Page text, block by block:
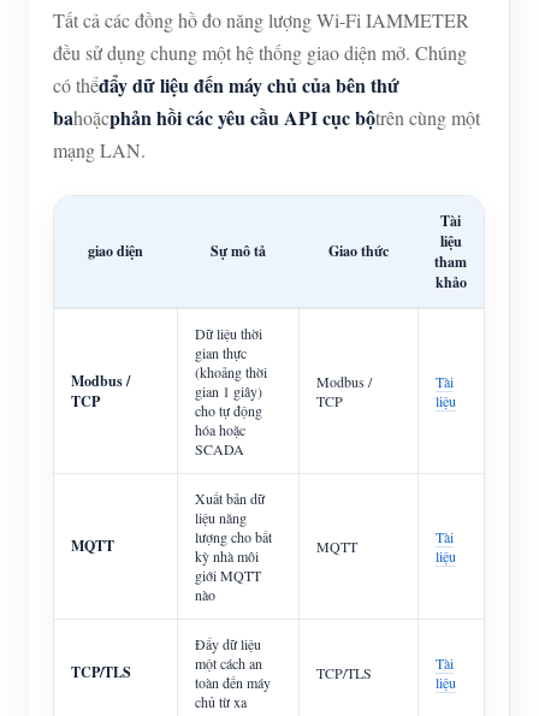
Tất cả các đồng hồ đo năng lượng Wi-Fi IAMMETER
đều sử dụng chung một hệ thống giao diện mở. Chúng
có thểđẩy dữ liệu đến máy chủ của bên thứ
bahoặcphản hồi các yêu cầu API cục bộtrên cùng một
mạng LAN.
giao diện Sự mô tả Giao thức
Tài
liệu
tham
khảo
Modbus /
TCP
Dữ liệu thời
gian thực
(khoảng thời
gian 1 giây)
cho tự động
hóa hoặc
SCADA
Modbus /
TCP
Tài
liệu
MQTT
Xuất bản dữ
liệu năng
lượng cho bất
kỳ nhà môi
giới MQTT
nào
MQTT
Tài
liệu
TCP/TLS
Đẩy dữ liệu
một cách an
toàn đến máy
chủ từ xa
TCP/TLS
Tài
liệu